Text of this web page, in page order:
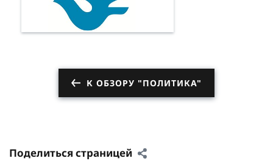
К ОБЗОРУ "ПОЛИТИКА"
Поделиться страницей